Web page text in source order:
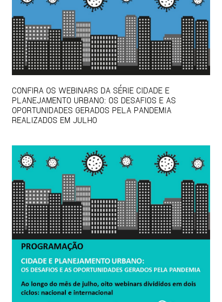
CONFIRA OS WEBINARS DA SÉRIE CIDADE E
PLANEJAMENTO URBANO: OS DESAFIOS E AS
OPORTUNIDADES GERADOS PELA PANDEMIA
REALIZADOS EM JULHO